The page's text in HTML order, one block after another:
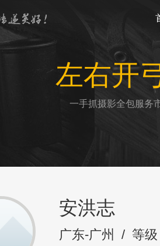
左右开
一手抓摄影全包服务
安洪志
广东-广州 / 等